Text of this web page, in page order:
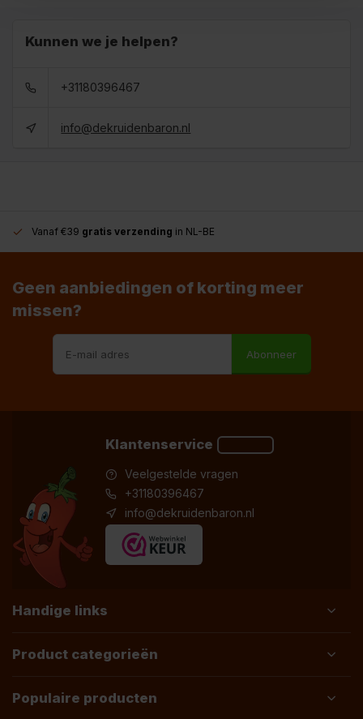
Kunnen we je helpen?
+31180396467
info@dekruidenbaron.nl
Vanaf €39 gratis verzending in NL-BE
Geen aanbiedingen of korting meer
missen?
Abonneer
Klantenservice
Veelgestelde vragen
+31180396467
info@dekruidenbaron.nl
Handige links
Product categorieën
Populaire producten